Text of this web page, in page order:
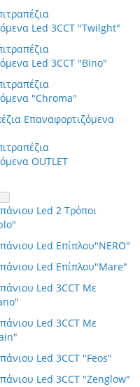
Led 3CCT "Twilght"
Led 3CCT "Bino"
"Chroma"
Επαναφορτιζόμενα
OUTLET
Led 2 Τρόποι
Led Επίπλου"NERO"
Led Επίπλου"Mare"
Led 3CCT Με
Led 3CCT Με
Led 3CCT "Feos"
Led 3CCT "Zenglow"